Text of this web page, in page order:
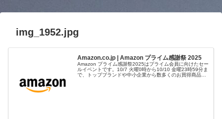
img_1952.jpg
Amazon.co.jp | Amazon プライム感謝祭 2025
Amazon プライム感謝祭2025はプライム会員に向けたセー
ルイベントです。10/7 火曜0時から10/10 金曜23時59分ま
で、トップブランドや中小企業から数多くのお買得商品が